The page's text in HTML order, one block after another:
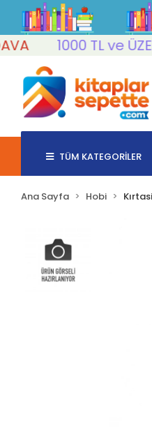
1000 TL ve ÜZERİ
TÜM KATEGORİLER
Ana Sayfa Hobi